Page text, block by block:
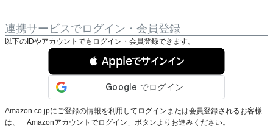
連携サービスでログイン・会員登録
以下のIDやアカウントでもログイン・会員登録できます。
 Appleでサインイン
Amazon.co.jpにご登録の情報を利用してログインまたは会員登録されるお客様
は、「Amazonアカウントでログイン」ボタンよりお進みください。